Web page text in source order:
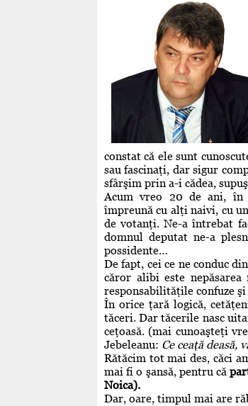
constat că ele sunt
sau fascinaţi, dar sigur
sfârşim prin a-i cădea,
Acum vreo 20 de ani, în
împreună cu alţi naivi, cu
de votanţi. Ne-a întrebat
domnul deputat ne-a
possidente…
De fapt, cei ce ne conduc
căror alibi este
responsabilităţile confuze şi
În orice ţară logică,
tăceri. Dar tăcerile nasc
ceţoasă. (mai cunoaşteţi
Jebeleanu: Ce ceaţă deasă,
Rătăcim tot mai des, căci
mai fi o şansă, pentru că
Noica).
Dar, oare, timpul mai are